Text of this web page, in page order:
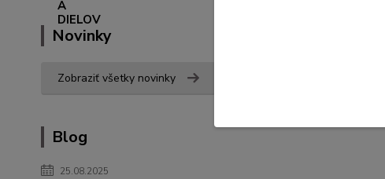
Novinky
Zobraziť všetky novinky
Blog
25.08.2025